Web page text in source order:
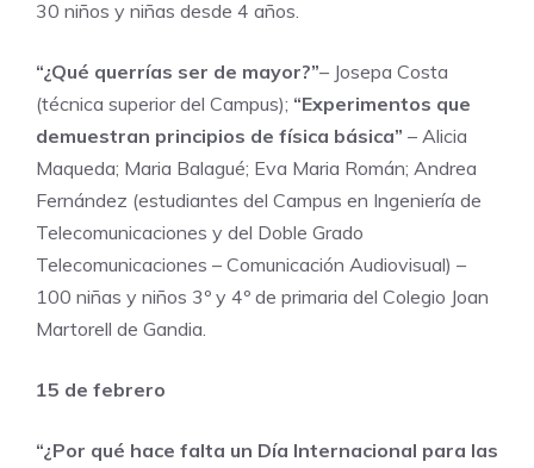
30 niños y niñas desde 4 años.
“¿Qué querrías ser de mayor?”– Josepa Costa
(técnica superior del Campus); “Experimentos que
demuestran principios de física básica” – Alicia
Maqueda; Maria Balagué; Eva Maria Román; Andrea
Fernández (estudiantes del Campus en Ingeniería de
Telecomunicaciones y del Doble Grado
Telecomunicaciones – Comunicación Audiovisual) –
100 niñas y niños 3º y 4º de primaria del Colegio Joan
Martorell de Gandia.
15 de febrero
“¿Por qué hace falta un Día Internacional para las